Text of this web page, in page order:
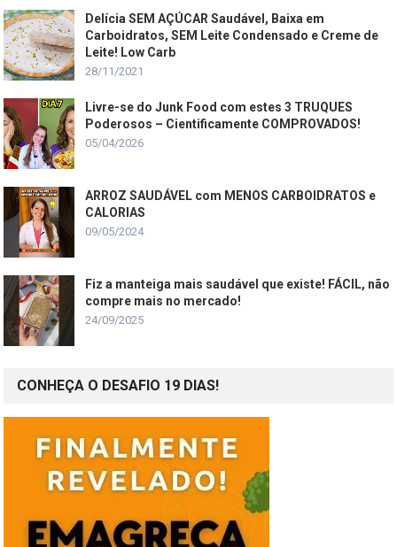
Delícia SEM AÇÚCAR Saudável, Baixa em
Carboidratos, SEM Leite Condensado e Creme de
Leite! Low Carb
28/11/2021
Livre-se do Junk Food com estes 3 TRUQUES
Poderosos – Cientificamente COMPROVADOS!
05/04/2026
ARROZ SAUDÁVEL com MENOS CARBOIDRATOS e
CALORIAS
09/05/2024
Fiz a manteiga mais saudável que existe! FÁCIL, não
compre mais no mercado!
24/09/2025
CONHEÇA O DESAFIO 19 DIAS!